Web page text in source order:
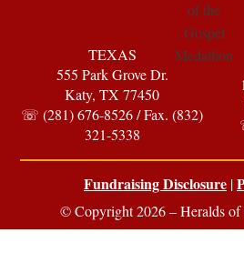
TEXAS
555 Park Grove Dr.
Katy, TX 77450
☏ (281) 676-8526 / Fax. (832)
321-5338
Fundraising Disclosure |
© Copyright 2026 – Heralds